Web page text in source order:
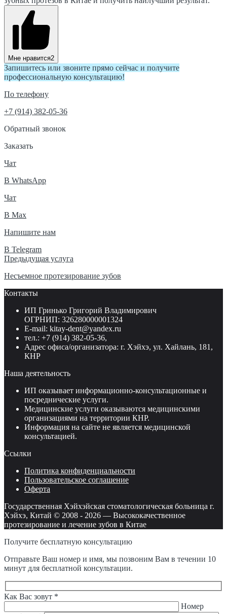
Мне нравится2
Запишитесь или звоните прямо сейчас и получите
профессиональную консультацию!
По телефону
+7 (914) 382-05-36
Обратный звонок
Заказать
Чат
В WhatsApp
Чат
В Max
Напишите нам
В Telegram
Навигация
по
записям
Предыдущая услуга
Несъемное протезирование зубов
Контакты
ИП Гринько Григорий Владимирович
ОГРНИП: 326280000001324
E-mail: kitay-dent@yandex.ru
тел.: +7 (914) 382-05-36,
Адрес офиса/организатора: г. Хэйхэ, ул. Хайлань, 181,
КНР
Наша деятельность
ИП оказывает информационно-консультационные и
посреднические услуги.
Медицинские услуги оказываются медицинскими
организациями на территории КНР.
Информация на сайте не является медицинской
консультацией.
Ссылки
Политика конфиденциальности
Пользовательское соглашение
Оферта
Государственная Хэйхэйская стоматологическая больница г.
Хэйхэ, Китай © 2008 - 2026 — Высококачественное
протезирование и лечение зубов в Китае
Получите бесплатную консультацию
Отправьте Ваш номер и имя, мы позвоним Вам в течении 10
минут для бесплатной консультации.
Оставьте
Как Вас зовут *
Номер